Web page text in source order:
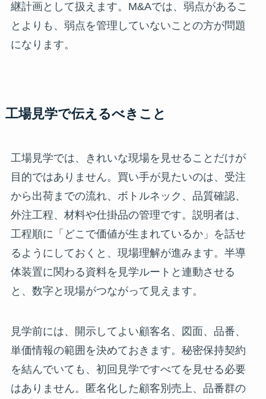
継計画として扱えます。M&Aでは、弱点があるこ
とよりも、弱点を管理していないことの方が問題
になります。
工場見学で伝えるべきこと
工場見学では、きれいな現場を見せることだけが
目的ではありません。買い手が見たいのは、受注
から出荷までの流れ、ボトルネック、品質確認、
外注工程、材料や仕掛品の管理です。説明者は、
工程順に「どこで価値が生まれているか」を話せ
るようにしておくと、現場理解が進みます。半導
体装置に関わる資料を見学ルートと連動させる
と、数字と現場がつながって見えます。
見学前には、開示してよい顧客名、図面、品番、
単価情報の範囲を決めておきます。秘密保持契約
を結んでいても、初回見学ですべてを見せる必要
はありません。匿名化した顧客別売上、品番群の